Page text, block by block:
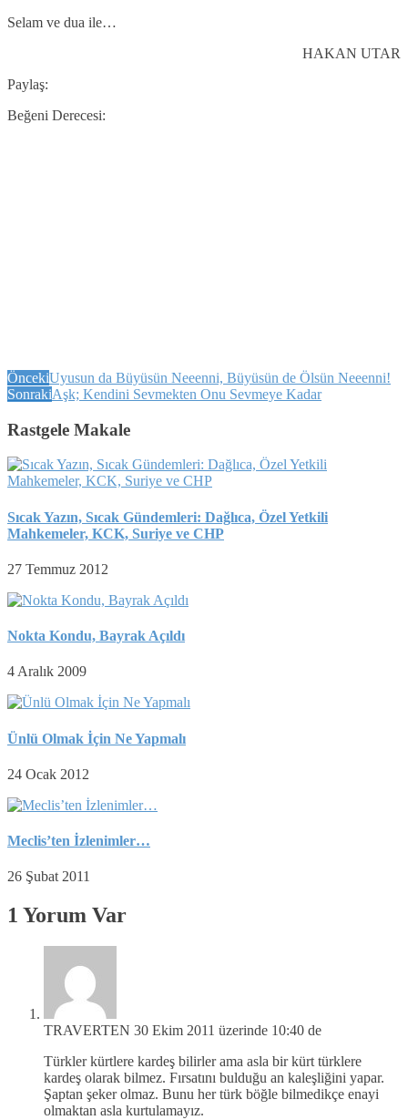
Selam ve dua ile…
HAKAN UTAR
Paylaş:
Beğeni Derecesi:
ÖncekiUyusun da Büyüsün Neeenni, Büyüsün de Ölsün Neeenni!
SonrakiAşk; Kendini Sevmekten Onu Sevmeye Kadar
Rastgele Makale
Sıcak Yazın, Sıcak Gündemleri: Dağlıca, Özel Yetkili
Mahkemeler, KCK, Suriye ve CHP
27 Temmuz 2012
Nokta Kondu, Bayrak Açıldı
4 Aralık 2009
Ünlü Olmak İçin Ne Yapmalı
24 Ocak 2012
Meclis’ten İzlenimler…
26 Şubat 2011
1 Yorum Var
TRAVERTEN 30 Ekim 2011 üzerinde 10:40 de
Türkler kürtlere kardeş bilirler ama asla bir kürt türklere
kardeş olarak bilmez. Fırsatını bulduğu an kaleşliğini yapar.
Şaptan şeker olmaz. Bunu her türk böğle bilmedikçe enayi
olmaktan asla kurtulamayız.